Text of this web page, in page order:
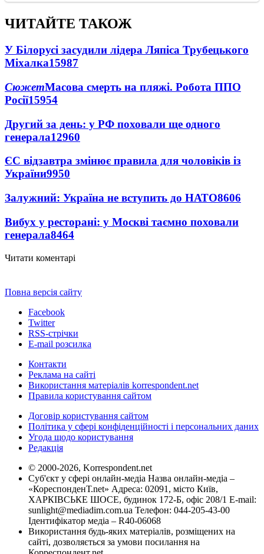
ЧИТАЙТЕ ТАКОЖ
У Білорусі засудили лідера Ляпіса Трубецького
Міхалка15987
СюжетМасова смерть на пляжі. Робота ППО
Росії15954
Другий за день: у РФ поховали ще одного
генерала12960
ЄС відзавтра змінює правила для чоловіків із
України9950
Залужний: Україна не вступить до НАТО8606
Вибух у ресторані: у Москві таємно поховали
генерала8464
Читати коментарі
Повна версія сайту
Facebook
Twitter
RSS-стрічки
E-mail розсилка
Контакти
Реклама на сайті
Використання матеріалів korrespondent.net
Правила користування сайтом
Договір користування сайтом
Політика у сфері конфіденційності і персональних даних
Угода щодо користування
Редакція
© 2000-2026, Korrespondent.net
Суб'єкт у сфері онлайн-медіа Назва онлайн-медіа –
«КореспонденТ.net» Адреса: 02091, місто Київ,
ХАРКІВСЬКЕ ШОСЕ, будинок 172-Б, офіс 208/1 E-mail:
sunlight@mediadim.com.ua Телефон: 044-205-43-00
Ідентифікатор медіа – R40-06068
Використання будь-яких матеріалів, розміщених на
сайті, дозволяється за умови посилання на